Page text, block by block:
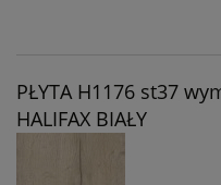
PŁYTA H1176 st37
HALIFAX BIAŁY